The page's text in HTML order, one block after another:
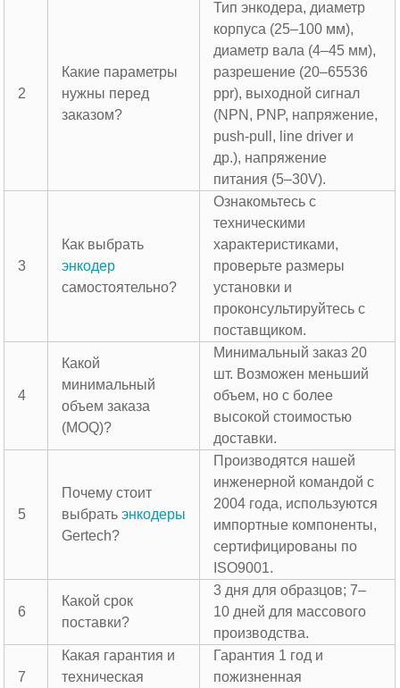
2
Какие параметры
нужны перед
заказом?
Тип энкодера, диаметр
корпуса (25–100 мм),
диаметр вала (4–45 мм),
разрешение (20–65536
ppr), выходной сигнал
(NPN, PNP, напряжение,
push-pull, line driver и
др.), напряжение
питания (5–30V).
3
Как выбрать
энкодер
самостоятельно?
Ознакомьтесь с
техническими
характеристиками,
проверьте размеры
установки и
проконсультируйтесь с
поставщиком.
4
Какой
минимальный
объем заказа
(MOQ)?
Минимальный заказ 20
шт. Возможен меньший
объем, но с более
высокой стоимостью
доставки.
5
Почему стоит
выбратьэнкодеры
Gertech?
Производятся нашей
инженерной командой с
2004 года, используются
импортные компоненты,
сертифицированы по
ISO9001.
6
Какой срок
поставки?
3 дня для образцов; 7–
10 дней для массового
производства.
7
Какая гарантия и
техническая
Гарантия 1 год и
пожизненная